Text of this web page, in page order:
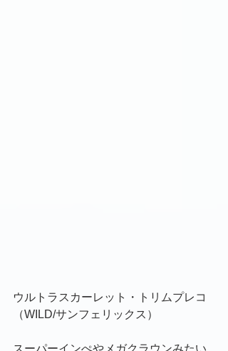
ウルトラスカーレット・トリムプレコ
（WILD/サンフェリックス）